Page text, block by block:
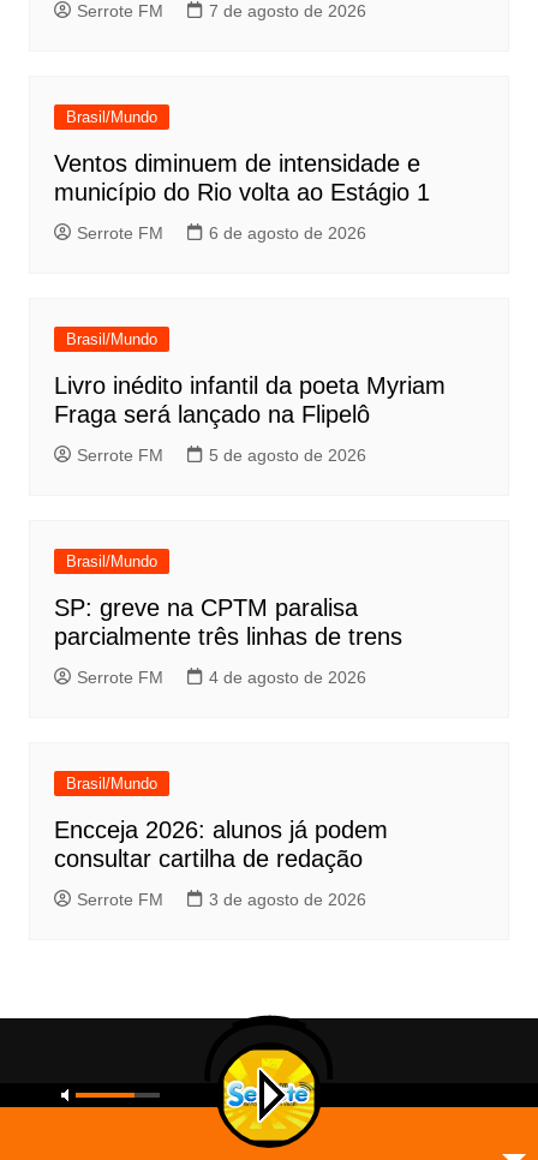
Serrote FM 7 de agosto de 2026
Brasil/Mundo
Ventos diminuem de intensidade e
município do Rio volta ao Estágio 1
Serrote FM 6 de agosto de 2026
Brasil/Mundo
Livro inédito infantil da poeta Myriam
Fraga será lançado na Flipelô
Serrote FM 5 de agosto de 2026
Brasil/Mundo
SP: greve na CPTM paralisa
parcialmente três linhas de trens
Serrote FM 4 de agosto de 2026
Brasil/Mundo
Encceja 2026: alunos já podem
consultar cartilha de redação
Serrote FM 3 de agosto de 2026
Copyright © 2026 Serrote FM. All rights reserved.